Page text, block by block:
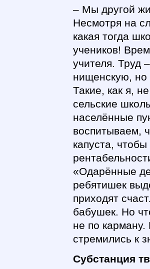
– Мы другой
Несмотря на
какая тогда
учеников!
учителя. Труд
нищенскую, но
Такие, как я,
сельские
населённые
воспитываем,
капуста,
«Одарённые
ребятишек
приходят
бабушек. Но
не по
стремились к
Субстанция